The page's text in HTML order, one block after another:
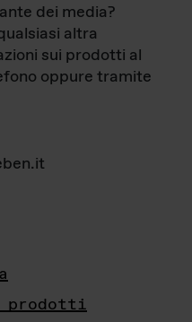
dei media?
altra
sui prodotti al
oppure tramite
prodotti